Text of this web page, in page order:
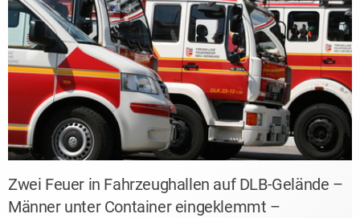
Zwei Feuer in Fahrzeughallen auf DLB-Gelände –
Männer unter Container eingeklemmt –